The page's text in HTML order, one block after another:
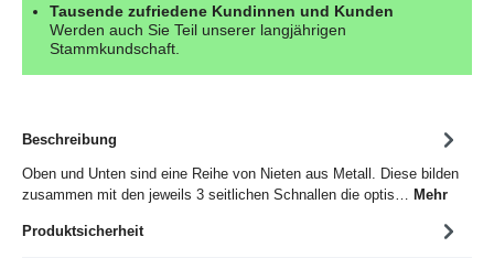
Tausende zufriedene Kundinnen und Kunden
Werden auch Sie Teil unserer langjährigen
Stammkundschaft.
Beschreibung
Oben und Unten sind eine Reihe von Nieten aus Metall. Diese bilden
zusammen mit den jeweils 3 seitlichen Schnallen die optis… Mehr
Produktsicherheit